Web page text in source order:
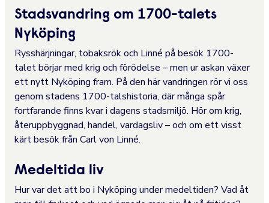
Stadsvandring om 1700-talets
Nyköping
Rysshärjningar, tobaksrök och Linné på besök 1700-
talet börjar med krig och förödelse – men ur askan växer
ett nytt Nyköping fram. På den här vandringen rör vi oss
genom stadens 1700-talshistoria, där många spår
fortfarande finns kvar i dagens stadsmiljö. Hör om krig,
återuppbyggnad, handel, vardagsliv – och om ett visst
kärt besök från Carl von Linné.
Medeltida liv
Hur var det att bo i Nyköping under medeltiden? Vad åt